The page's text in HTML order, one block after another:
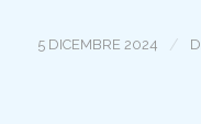
5 DICEMBRE 2024 /